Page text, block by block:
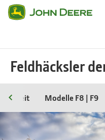
Wechseln
Feldhäcksler
Modelle F8 | F9